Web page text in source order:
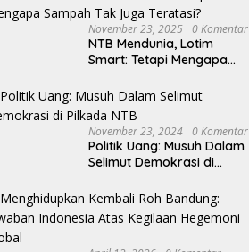
November 23, 2025 0 Komentar
NTB Mendunia, Lotim
Smart: Tetapi Mengapa
Teratasi?
November 23, 2024 0 Komentar
Politik Uang: Musuh Dalam
Selimut Demokrasi di